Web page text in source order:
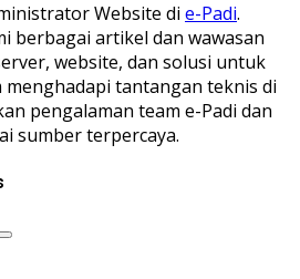
Website di e-Padi.
berbagai artikel dan wawasan
website, dan solusi untuk
menghadapi tantangan teknis di
pengalaman team e-Padi dan
sumber terpercaya.